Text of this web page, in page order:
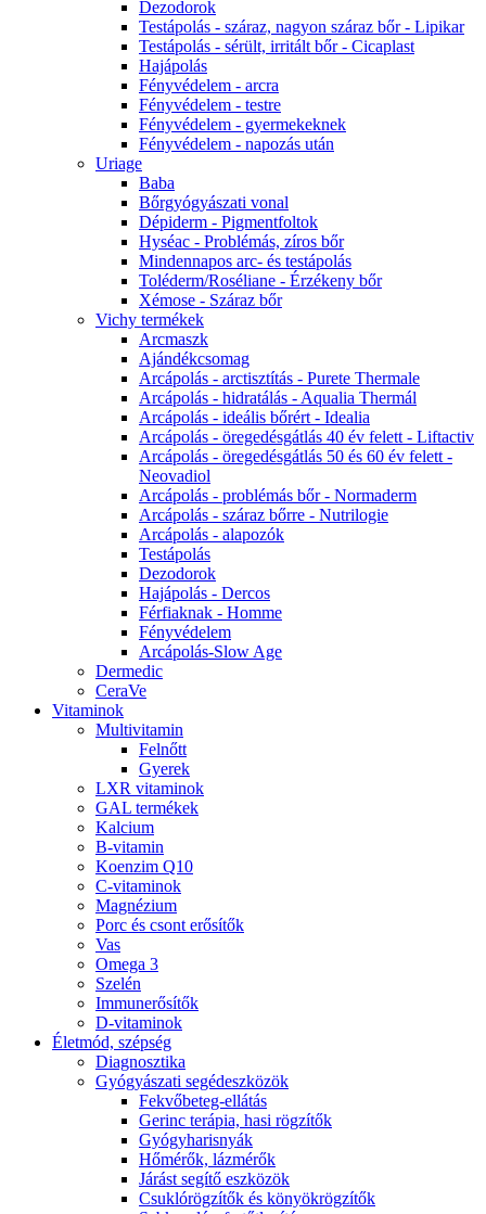
Dezodorok
Testápolás - száraz, nagyon száraz bőr - Lipikar
Testápolás - sérült, irritált bőr - Cicaplast
Hajápolás
Fényvédelem - arcra
Fényvédelem - testre
Fényvédelem - gyermekeknek
Fényvédelem - napozás után
Uriage
Baba
Bőrgyógyászati vonal
Dépiderm - Pigmentfoltok
Hyséac - Problémás, zíros bőr
Mindennapos arc- és testápolás
Toléderm/Roséliane - Érzékeny bőr
Xémose - Száraz bőr
Vichy termékek
Arcmaszk
Ajándékcsomag
Arcápolás - arctisztítás - Purete Thermale
Arcápolás - hidratálás - Aqualia Thermál
Arcápolás - ideális bőrért - Idealia
Arcápolás - öregedésgátlás 40 év felett - Liftactiv
Arcápolás - öregedésgátlás 50 és 60 év felett -
Neovadiol
Arcápolás - problémás bőr - Normaderm
Arcápolás - száraz bőrre - Nutrilogie
Arcápolás - alapozók
Testápolás
Dezodorok
Hajápolás - Dercos
Férfiaknak - Homme
Fényvédelem
Arcápolás-Slow Age
Dermedic
CeraVe
Vitaminok
Multivitamin
Felnőtt
Gyerek
LXR vitaminok
GAL termékek
Kalcium
B-vitamin
Koenzim Q10
C-vitaminok
Magnézium
Porc és csont erősítők
Vas
Omega 3
Szelén
Immunerősítők
D-vitaminok
Életmód, szépség
Diagnosztika
Gyógyászati segédeszközök
Fekvőbeteg-ellátás
Gerinc terápia, hasi rögzítők
Gyógyharisnyák
Hőmérők, lázmérők
Járást segítő eszközök
Csuklórögzítők és könyökrögzítők